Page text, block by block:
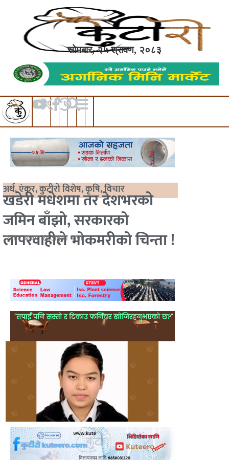
सोमबार, २५ श्रावण, २०८३
अर्थ,एंकर,कुटीरो विशेष,कृषि,विचार
खडेरी मधेशमा तर देशभरको
जमिन बाँझो, सरकारको
लापरवाहीले भोकमरीको चिन्ता !
२०८२ श्रावण ११अनुसा थापा